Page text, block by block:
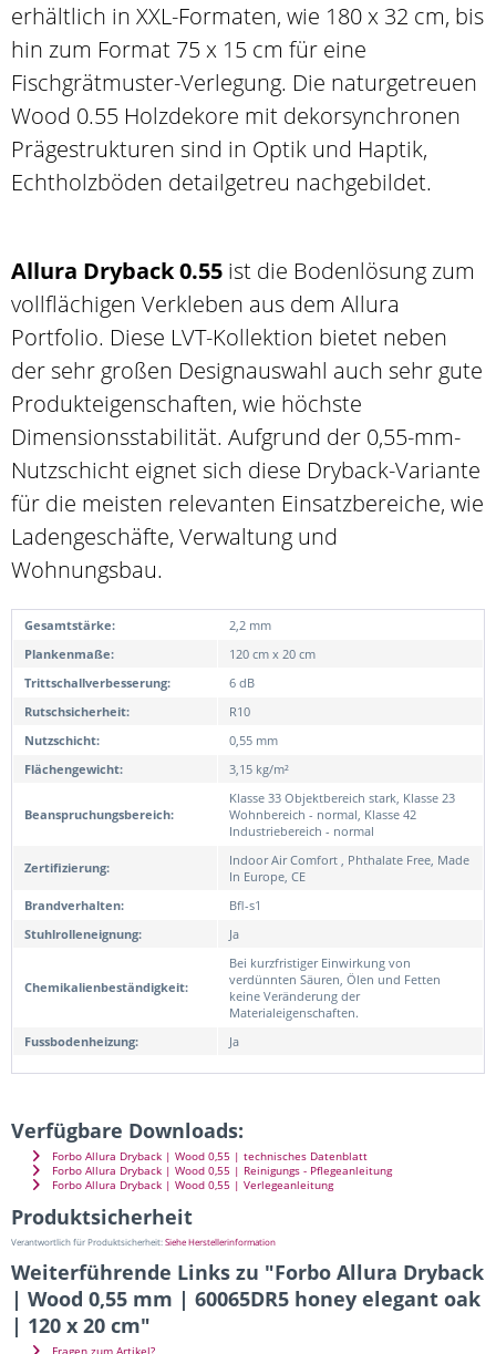
erhältlich in XXL-Formaten, wie 180 x 32 cm, bis
hin zum Format 75 x 15 cm für eine
Fischgrätmuster-Verlegung. Die naturgetreuen
Wood 0.55 Holzdekore mit dekorsynchronen
Prägestrukturen sind in Optik und Haptik,
Echtholzböden detailgetreu nachgebildet.
Allura Dryback 0.55 ist die Bodenlösung zum
vollflächigen Verkleben aus dem Allura
Portfolio. Diese LVT-Kollektion bietet neben
der sehr großen Designauswahl auch sehr gute
Produkteigenschaften, wie höchste
Dimensionsstabilität. Aufgrund der 0,55-mm-
Nutzschicht eignet sich diese Dryback-Variante
für die meisten relevanten Einsatzbereiche, wie
Ladengeschäfte, Verwaltung und
Wohnungsbau.
Gesamtstärke:
2,2 mm
Plankenmaße:
120 cm x 20 cm
Trittschallverbesserung:
6 dB
Rutschsicherheit:
R10
Nutzschicht:
0,55 mm
Flächengewicht:
3,15 kg/m²
Beanspruchungsbereich:
Klasse 33 Objektbereich stark, Klasse 23
Wohnbereich - normal, Klasse 42
Industriebereich - normal
Zertifizierung:
Indoor Air Comfort , Phthalate Free, Made
In Europe, CE
Brandverhalten:
Bfl-s1
Stuhlrolleneignung:
Ja
Chemikalienbeständigkeit:
Bei kurzfristiger Einwirkung von
verdünnten Säuren, Ölen und Fetten
keine Veränderung der
Materialeigenschaften.
Fussbodenheizung:
Ja
Verfügbare Downloads:
Forbo Allura Dryback | Wood 0,55 | technisches Datenblatt
Forbo Allura Dryback | Wood 0,55 | Reinigungs - Pflegeanleitung
Forbo Allura Dryback | Wood 0,55 | Verlegeanleitung
Produktsicherheit
Verantwortlich für Produktsicherheit:Siehe Herstellerinformation
Weiterführende Links zu "Forbo Allura Dryback
| Wood 0,55 mm | 60065DR5 honey elegant oak
| 120 x 20 cm"